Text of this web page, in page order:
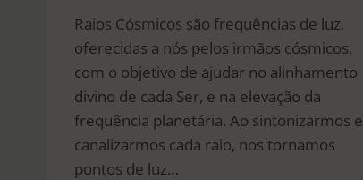
Raios Cósmicos são frequências de luz,
oferecidas a nós pelos irmãos cósmicos,
com o objetivo de ajudar no alinhamento
divino de cada Ser, e na elevação da
frequência planetária. Ao sintonizarmos e
canalizarmos cada raio, nos tornamos
pontos de luz…